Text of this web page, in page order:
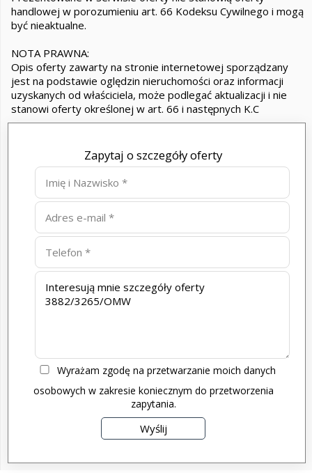
handlowej w porozumieniu art. 66 Kodeksu Cywilnego i mogą
być nieaktualne.
NOTA PRAWNA:
Opis oferty zawarty na stronie internetowej sporządzany
jest na podstawie oględzin nieruchomości oraz informacji
uzyskanych od właściciela, może podlegać aktualizacji i nie
stanowi oferty określonej w art. 66 i następnych K.C
Zapytaj o szczegóły oferty
Wyrażam zgodę na przetwarzanie moich danych
osobowych w zakresie koniecznym do przetworzenia
zapytania.